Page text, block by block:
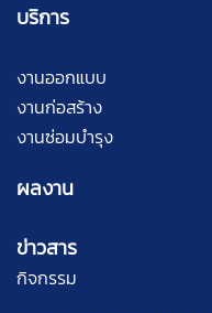
บริการ
งานออกแบบ
งานก่อสร้าง
งานซ่อมบำรุง
ผลงาน
ข่าวสาร
กิจกรรม